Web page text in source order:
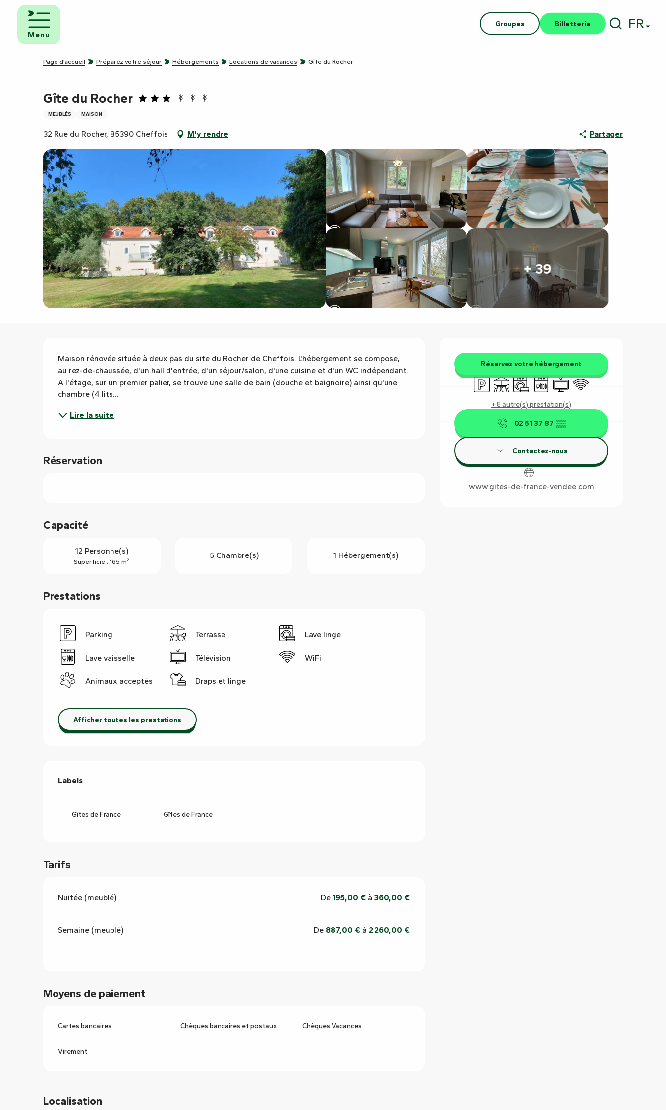
contenu
principal
Groupes Billetterie FR
Menu
Page d’accueil Préparez votre séjour Hébergements Locations de vacances Gîte du Rocher
Gîte du Rocher
MEUBLÉS MAISON
32 Rue du Rocher, 85390 Cheffois M'y rendre Partager
+ 39
Ouverture et coordonnées
Réservez votre hébergement
ParkingTerrasseLave lingeLave vaisselle
Télévision
WiFi
+ 8 autre(s) prestation(s)
02 51 37 87 ▒▒
Contactez-nous
www.gites-de-france-vendee.com
Description
Maison rénovée située à deux pas du site du Rocher de Cheffois. L'hébergement se compose,
au rez-de-chaussée, d'un hall d'entrée, d'un séjour/salon, d'une cuisine et d'un WC indépendant.
A l'étage, sur un premier palier, se trouve une salle de bain (douche et baignoire) ainsi qu'une
chambre (4 lits...
Lire la suite
Réservation
Capacité
12 Personne(s)
Superficie : 165 m2 5 Chambre(s) 1 Hébergement(s)
Prestations
Parking Terrasse Lave linge
Lave vaisselle Télévision WiFi
Animaux acceptés Draps et linge
Afficher toutes les prestations
Offres de prestations
Labels
Labels
Gîtes de France Gîtes de France
Tarifs
Nuitée (meublé) De195,00 € à360,00 €
Semaine (meublé) De 887,00 € à 2 260,00 €
Moyens de paiement
Cartes bancaires Chèques bancaires et postaux Chèques Vacances
Virement
Localisation